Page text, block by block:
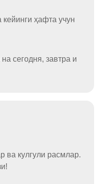
ҳафта учун
сегодня, завтра и
ва кулгули расмлар.